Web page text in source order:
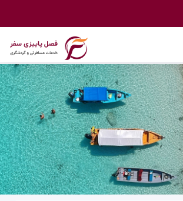
ارتباط با سرور قطع می باشد لطفا